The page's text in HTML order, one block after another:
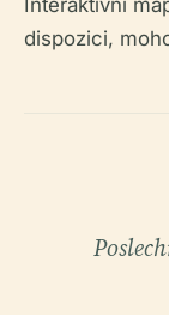
Interaktivní
dispozici,